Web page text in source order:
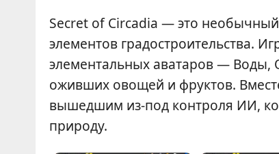
Secret of Circadia — это необычный
элементов градостроительства.
элементальных аватаров — Воды,
оживших овощей и фруктов.
вышедшим из-под контроля ИИ,
природу.